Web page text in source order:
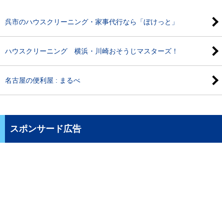
呉市のハウスクリーニング・家事代行なら「ぽけっと」
ハウスクリーニング 横浜・川崎おそうじマスターズ！
名古屋の便利屋 : まるべ
スポンサード広告